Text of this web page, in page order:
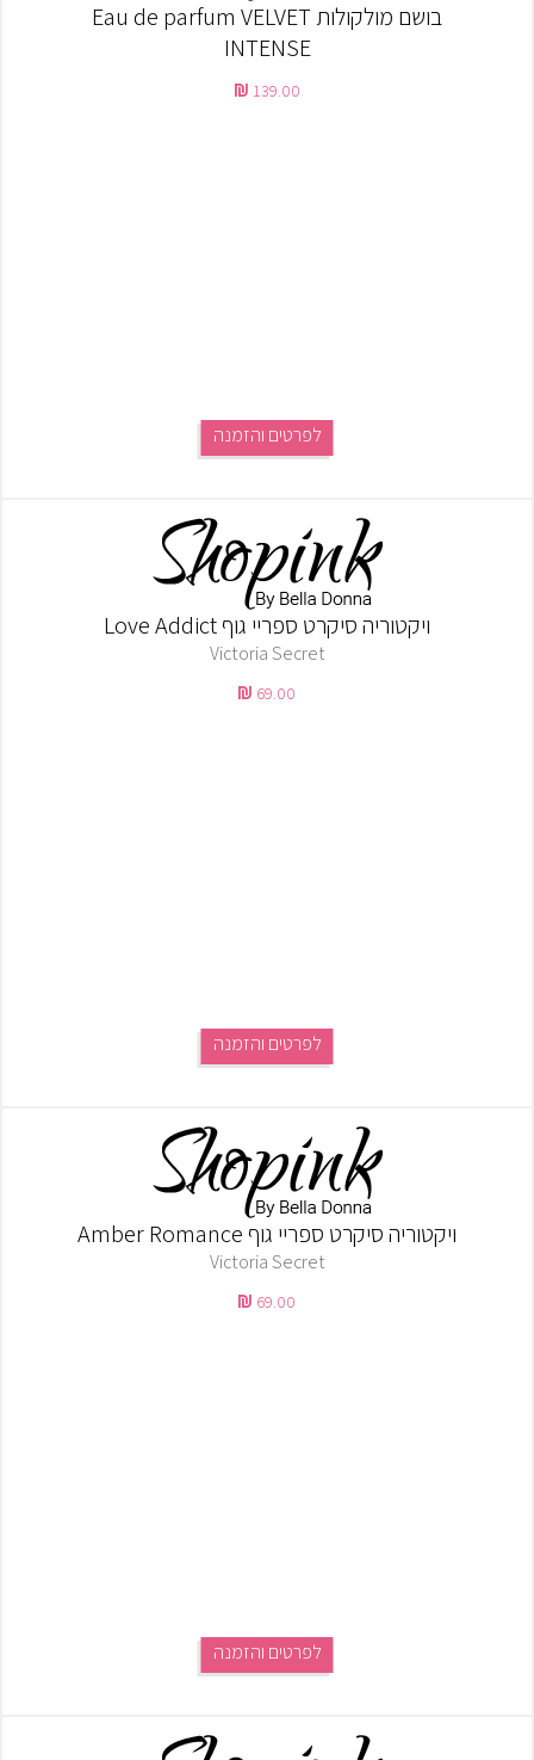
בושם מולקולות Eau de parfum VELVET
INTENSE
139.00
לפרטים והזמנה
ויקטוריה סיקרט ספריי גוף Love Addict
Victoria Secret
69.00
לפרטים והזמנה
ויקטוריה סיקרט ספריי גוף Amber Romance
Victoria Secret
69.00
לפרטים והזמנה